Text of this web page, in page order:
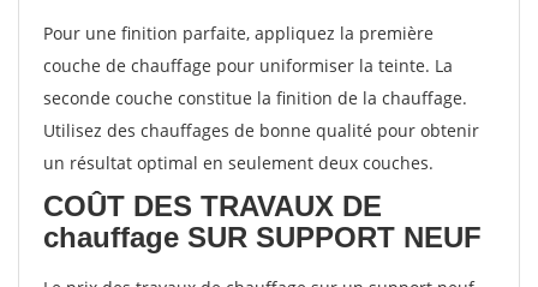
Pour une finition parfaite, appliquez la première
couche de chauffage pour uniformiser la teinte. La
seconde couche constitue la finition de la chauffage.
Utilisez des chauffages de bonne qualité pour obtenir
un résultat optimal en seulement deux couches.
COÛT DES TRAVAUX DE
chauffage SUR SUPPORT NEUF